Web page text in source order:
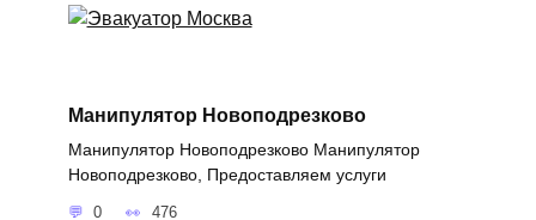
Манипулятор Новоподрезково
Манипулятор Новоподрезково Манипулятор
Новоподрезково, Предоставляем услуги
0 476